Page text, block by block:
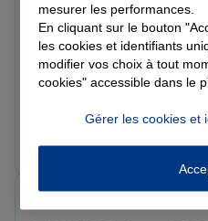
Note de 5 sur 5
Le 26/03/2026 - Agence
Je suis très satisfait de
compétente et très
alain g.
Note de 5 sur 5
mesurer les performances.
En cliquant sur le bouton
les cookies et identifiants
modifier vos choix à tout
cookies" accessible dans le
Gérer les cookies et